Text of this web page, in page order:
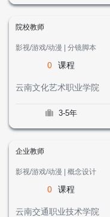
院校教师
影视/游戏/动漫 | 分镜脚本
0 课程
云南文化艺术职业学院
3-5年
企业教师
影视/游戏/动漫 | 概念设计
0 课程
云南交通职业技术学院